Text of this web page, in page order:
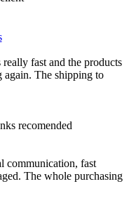
fast and the products
The shipping to
recomended
communication, fast
The whole purchasing